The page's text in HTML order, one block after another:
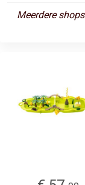
Meerdere shops